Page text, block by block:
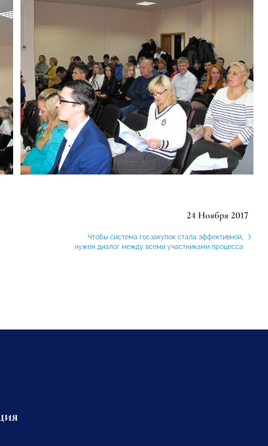
24 Ноября 2017
Чтобы система госзакупок стала эффективной,
нужен диалог между всеми участниками процесса